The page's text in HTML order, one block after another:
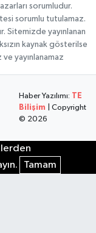
sorumludur.
sorumlu tutulamaz.
Sitemizde yayınlanan
kaynak gösterilse
yayınlanamaz
Haber Yazılımı:
TE
Bilişim | Copyright
© 2026
Tamam